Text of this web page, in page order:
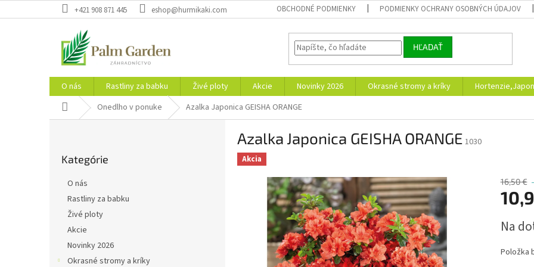
na
+421 908 871 445 eshop@hurmikaki.com OBCHODNÉ PODMIENKY PODMIENKY OCHRANY OSOBNÝCH ÚDAJOV
HĽADAŤ
O nás Rastliny za babku Živé ploty Akcie Novinky 2026 Okrasné stromy a kríky
Domov Onedlho v ponuke Azalka Japonica GEISHA ORANGE
kategórie
Kategórie
O nás
Rastliny za babku
Živé ploty
Akcie
Novinky 2026
Okrasné stromy a kríky
Azalka Japonica GEISHA ORANGE 1030
Akcia
16,50 €
cena:
Na
Položka